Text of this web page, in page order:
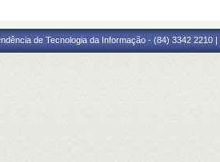
de Tecnologia da Informação - (84) 3342